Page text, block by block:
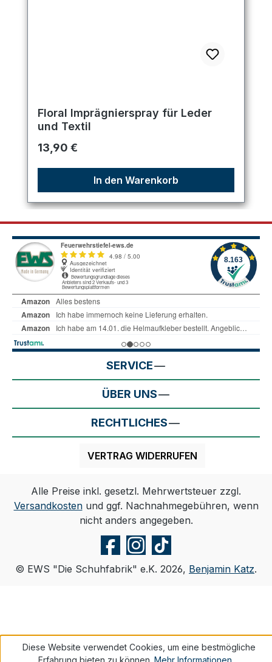
Floral Imprägnierspray für Leder
und Textil
Regulärer Preis:
13,90 €
In den Warenkorb
SERVICE
ÜBER UNS
RECHTLICHES
VERTRAG WIDERRUFEN
Alle Preise inkl. gesetzl. Mehrwertsteuer zzgl.
Versandkostenund ggf. Nachnahmegebühren, wenn
nicht anders angegeben.
© EWS "Die Schuhfabrik" e.K. 2026, Benjamin Katz.
Diese Website verwendet Cookies, um eine bestmögliche
Erfahrung bieten zu können. Mehr Informationen ...